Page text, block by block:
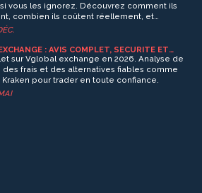
vous les ignorez. Découvrez comment ils
combien ils coûtent réellement, et
réduire sur les marchés de cryptomonnaies
: AVIS COMPLET, SÉCURITÉ ET
EN 2026
sur Vglobal exchange en 2026. Analyse de
des frais et des alternatives fiables comme
Kraken pour trader en toute confiance.